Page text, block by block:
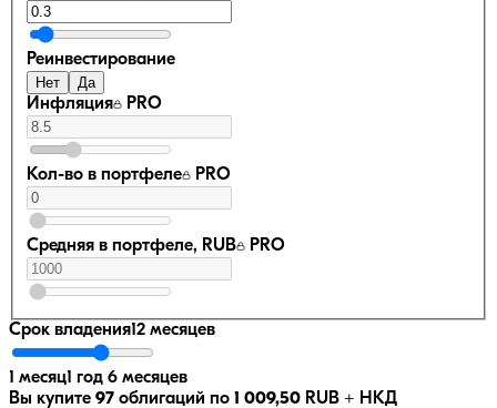
Реинвестирование
Нет Да
Инфляция PRO
Кол-во в портфеле PRO
Средняя в портфеле, RUB PRO
Срок владения12 месяцев
1 месяц1 год 6 месяцев
Вы купите 97 облигаций по 1 009,50 RUB + НКД